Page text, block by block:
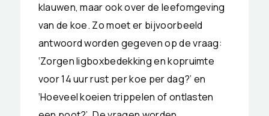
klauwen, maar ook over de leefomgeving
van de koe. Zo moet er bijvoorbeeld
antwoord worden gegeven op de vraag:
‘Zorgen ligboxbedekking en kopruimte
voor 14 uur rust per koe per dag?’ en
‘Hoeveel koeien trippelen of ontlasten